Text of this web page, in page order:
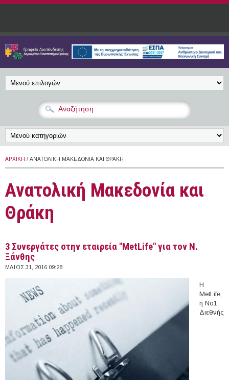
Παράκαμψη προς το κυρίως περιεχόμενο
ΑΡΧΙΚΉ / ΑΝΑΤΟΛΙΚΉ ΜΑΚΕΔΟΝΊΑ ΚΑΙ ΘΡΆΚΗ
Ανατολική Μακεδονία και
Θράκη
3 Συνεργάτες στην εταιρεία "MetLife" για τον Ν.
Ξάνθης
ΜΆΙΟΣ 31, 2016 09:28
Η
MetLife,
η Νο1
Διεθνής